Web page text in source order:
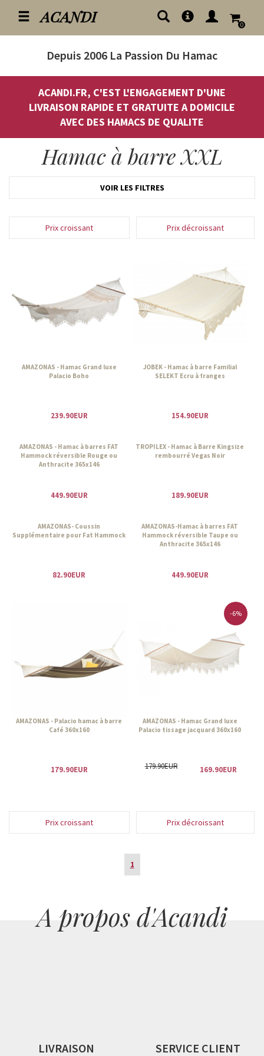
ACANDI 0
Depuis 2006 La Passion Du Hamac
ACANDI.FR, C'EST L'ENGAGEMENT D'UNE
LIVRAISON RAPIDE ET GRATUITE A DOMICILE
AVEC DES HAMACS DE QUALITE
Hamac à barre XXL
VOIR LES FILTRES
Prix croissant Prix décroissant
AMAZONAS - Hamac Grand luxe
Palacio Boho
239.90EUR
JOBEK - Hamac à barre Familial
SELEKT Ecru à franges
154.90EUR
AMAZONAS - Hamac à barres FAT
Hammock réversible Rouge ou
Anthracite 365x146
449.90EUR
TROPILEX - Hamac à Barre Kingsize
rembourré Vegas Noir
189.90EUR
AMAZONAS- Coussin
Supplémentaire pour Fat Hammock
82.90EUR
AMAZONAS-Hamac à barres FAT
Hammock réversible Taupe ou
Anthracite 365x146
449.90EUR
AMAZONAS - Palacio hamac à barre
Café 360x160
179.90EUR
-6%
AMAZONAS - Hamac Grand luxe
Palacio tissage jacquard 360x160
179.90EUR 169.90EUR
Prix croissant Prix décroissant
1
A propos d'Acandi
LIVRAISON
SERVICE CLIENT